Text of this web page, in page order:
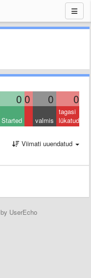
0 0 0 0
Started valmis
tagasi
lükatud
Viimati uuendatud
by UserEcho